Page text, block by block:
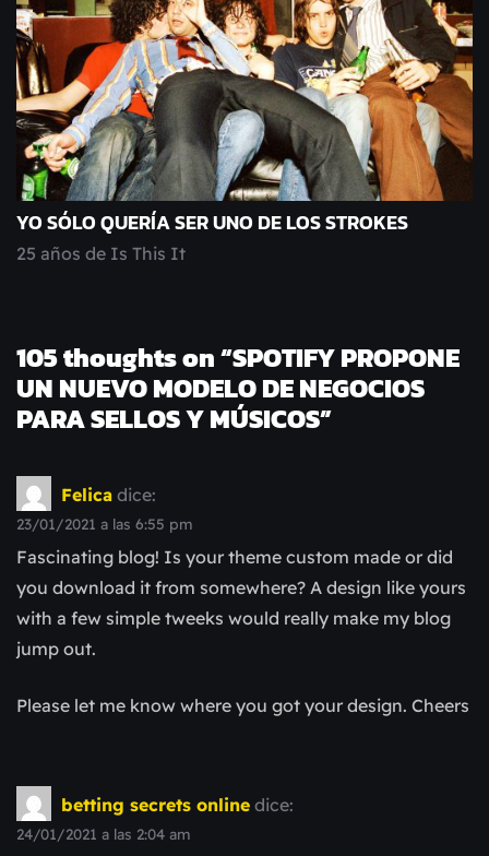
YO SÓLO QUERÍA SER UNO DE LOS STROKES
25 años de Is This It
105 thoughts on “SPOTIFY PROPONE
UN NUEVO MODELO DE NEGOCIOS
PARA SELLOS Y MÚSICOS”
Felica dice:
23/01/2021 a las 6:55 pm
Fascinating blog! Is your theme custom made or did
you download it from somewhere? A design like yours
with a few simple tweeks would really make my blog
jump out.
Please let me know where you got your design. Cheers
betting secrets online dice:
24/01/2021 a las 2:04 am